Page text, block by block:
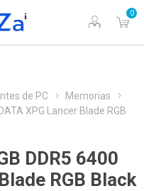
0
de PC
Memorias
XPG Lancer Blade RGB
DDR5 6400
RGB Black